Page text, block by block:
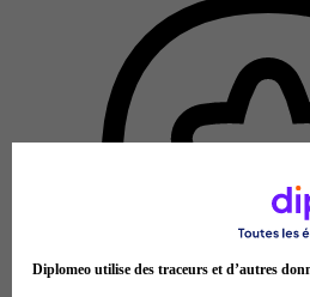
Diplomeo utilise des traceurs et d’autres